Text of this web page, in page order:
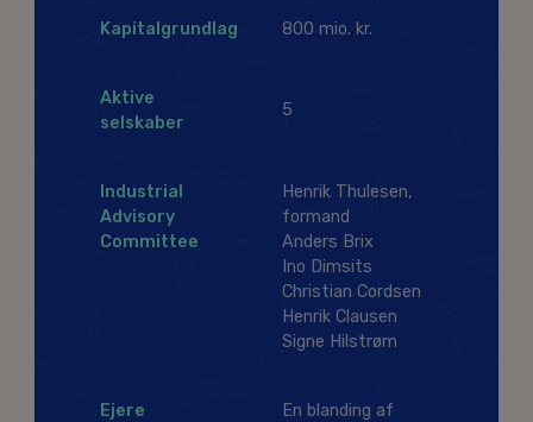
Kapitalgrundlag 800 mio. kr.
Aktive
selskaber
5
Industrial
Advisory
Committee
Henrik Thulesen,
formand
Anders Brix
Ino Dimsits
Christian Cordsen
Henrik Clausen
Signe Hilstrøm
Ejere
En blanding af